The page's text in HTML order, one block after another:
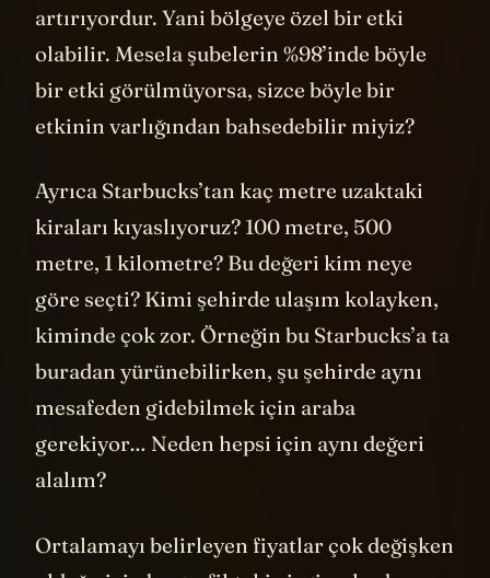
artırıyordur. Yani bölgeye özel bir etki
olabilir. Mesela şubelerin %98’inde böyle
bir etki görülmüyorsa, sizce böyle bir
etkinin varlığından bahsedebilir miyiz?
Ayrıca Starbucks’tan kaç metre uzaktaki
kiraları kıyaslıyoruz? 100 metre, 500
metre, 1 kilometre? Bu değeri kim neye
göre seçti? Kimi şehirde ulaşım kolayken,
kiminde çok zor. Örneğin bu Starbucks’a ta
buradan yürünebilirken, şu şehirde aynı
mesafeden gidebilmek için araba
gerekiyor… Neden hepsi için aynı değeri
alalım?
Ortalamayı belirleyen fiyatlar çok değişken